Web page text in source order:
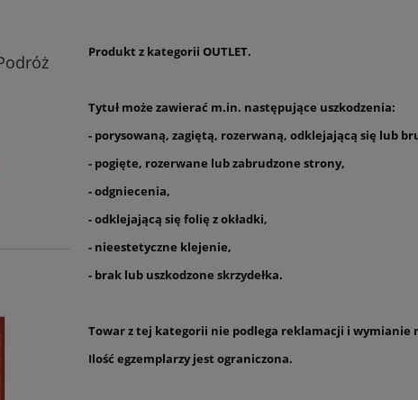
Produkt z kategorii OUTLET.
Tytuł może zawierać m.in. następujące uszkodzenia:
- porysowaną, zagiętą, rozerwaną, odklejającą się lub
- pogięte, rozerwane lub zabrudzone strony,
- odgniecenia,
- odklejającą się folię z okładki,
- nieestetyczne klejenie,
- brak lub uszkodzone skrzydełka.
Towar z tej kategorii nie podlega reklamacji i wymianie
Ilość egzemplarzy jest ograniczona.